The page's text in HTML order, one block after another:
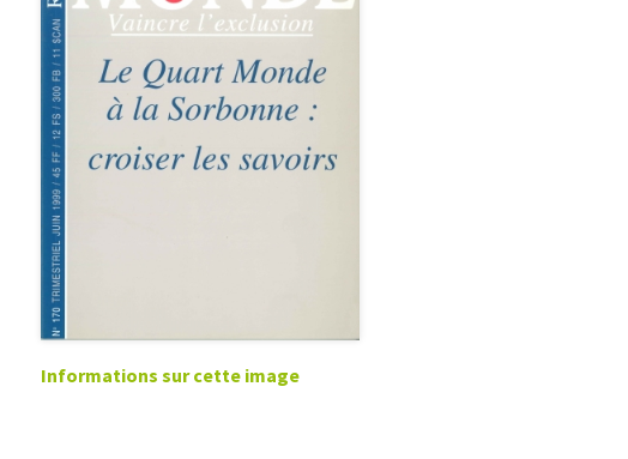
Informations sur cette image